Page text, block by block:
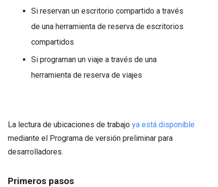
Si reservan un escritorio compartido a través
de una herramienta de reserva de escritorios
compartidos
Si programan un viaje a través de una
herramienta de reserva de viajes
La lectura de ubicaciones de trabajo ya está disponible
mediante el Programa de versión preliminar para
desarrolladores.
Primeros pasos